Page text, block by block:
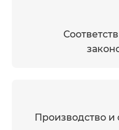
Производство и